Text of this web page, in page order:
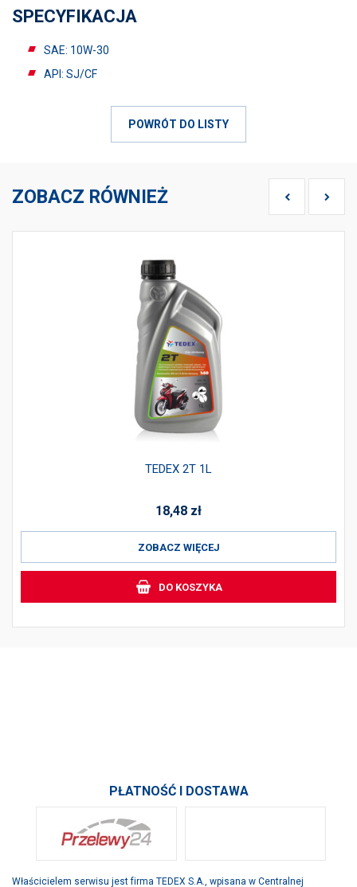
SPECYFIKACJA
SAE: 10W-30
API: SJ/CF
POWRÓT DO LISTY
ZOBACZ RÓWNIEŻ
TEDEX 2T 1L
18,48 zł
ZOBACZ WIĘCEJ
DO KOSZYKA
PŁATNOŚĆ I DOSTAWA
Właścicielem serwisu jest firma TEDEX S.A., wpisana w Centralnej